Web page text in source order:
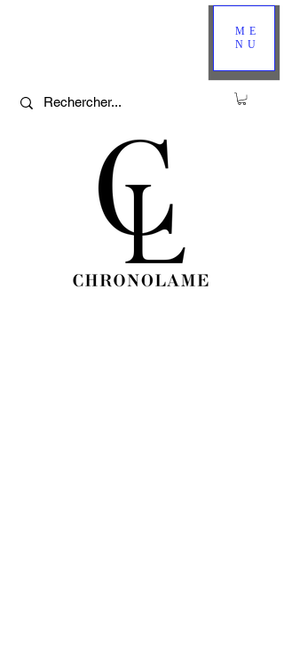
ME
NU